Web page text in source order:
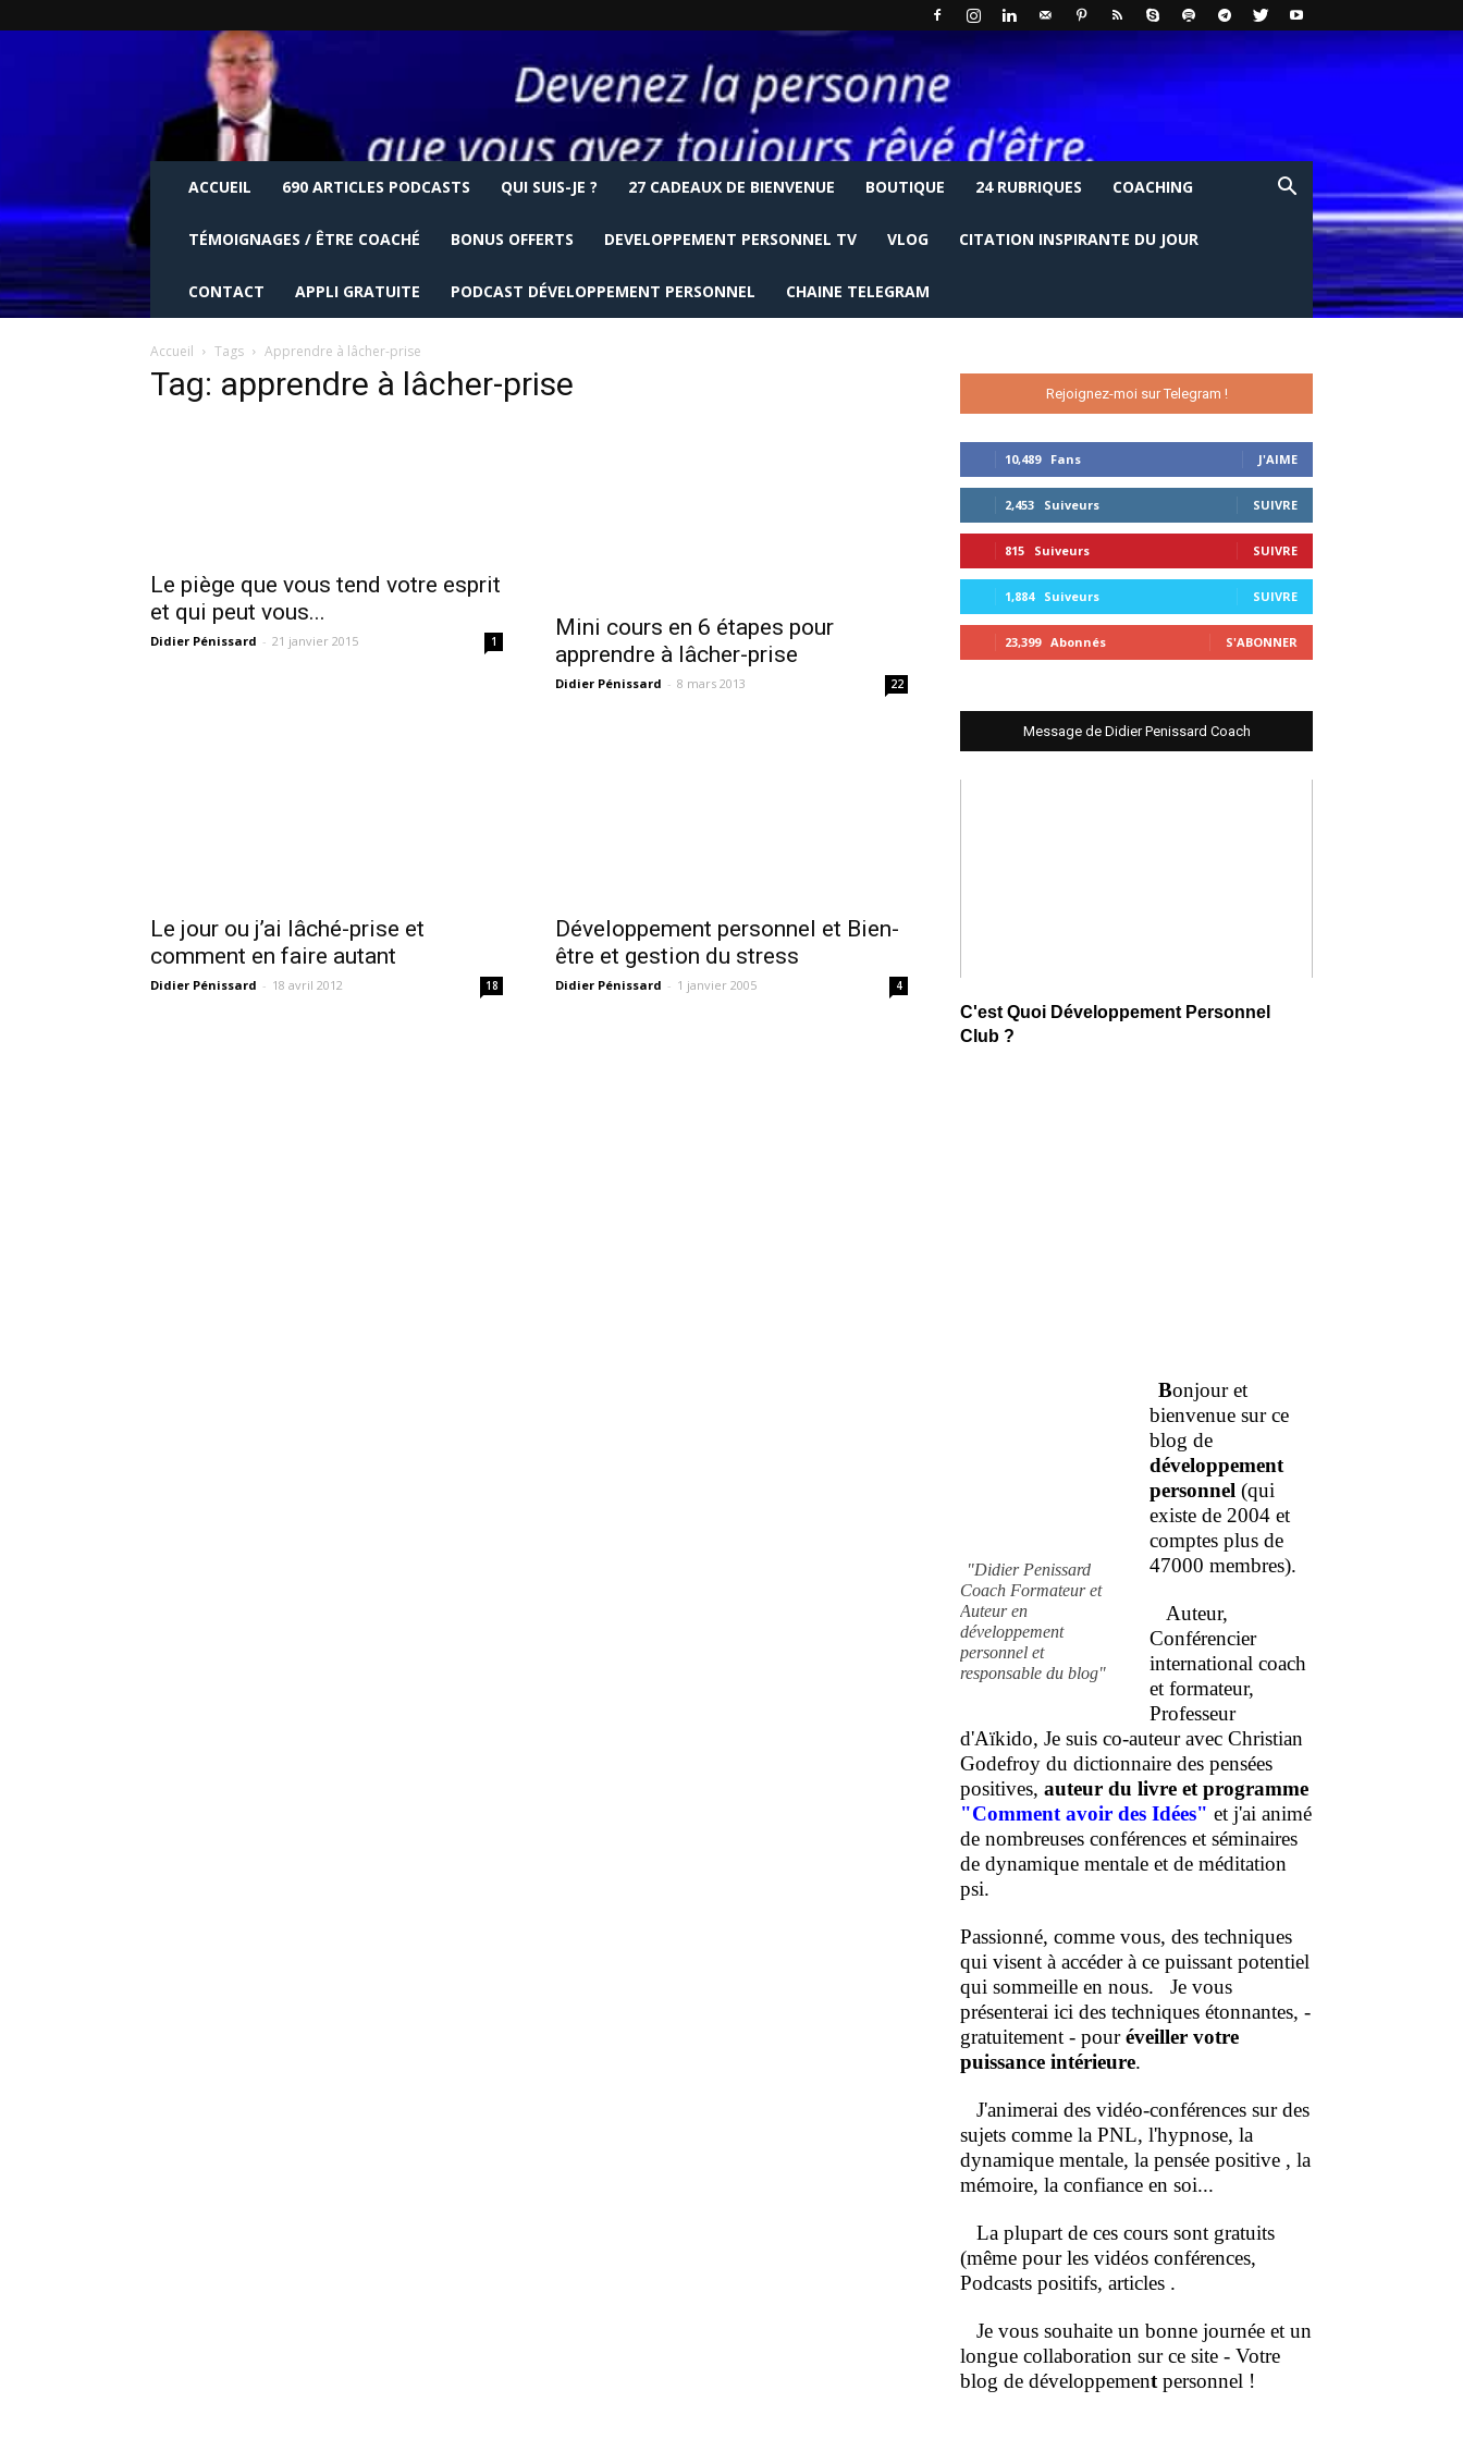
ACCUEIL 690 ARTICLES PODCASTS QUI SUIS-JE ? 27 CADEAUX DE BIENVENUE BOUTIQUE 24 RUBRIQUES COACHING
TÉMOIGNAGES / ÊTRE COACHÉ BONUS OFFERTS DEVELOPPEMENT PERSONNEL TV VLOG CITATION INSPIRANTE DU JOUR
CONTACT APPLI GRATUITE PODCAST DÉVELOPPEMENT PERSONNEL CHAINE TELEGRAM
Accueil Tags Apprendre à lâcher-prise
Tag: apprendre à lâcher-prise
Le piège que vous tend votre esprit
et qui peut vous...
Didier Pénissard - 21 janvier 2015 1
Mini cours en 6 étapes pour
apprendre à lâcher-prise
Didier Pénissard - 8 mars 2013 22
Le jour ou j’ai lâché-prise et
comment en faire autant
Didier Pénissard - 18 avril 2012 18
Développement personnel et Bien-
être et gestion du stress
Didier Pénissard - 1 janvier 2005 4
Rejoignez-moi sur Telegram !
10,489 Fans J'AIME
2,453 Suiveurs SUIVRE
815 Suiveurs SUIVRE
1,884 Suiveurs SUIVRE
23,399 Abonnés S'ABONNER
Message de Didier Penissard Coach
C'est Quoi Développement Personnel
Club ?
"Didier Penissard
Coach Formateur et
Auteur en
développement
personnel et
responsable du blog"
Bonjour et
bienvenue sur ce
blog de
développement
personnel (qui
existe de 2004 et
comptes plus de
47000 membres).
Auteur,
Conférencier
international coach
et formateur,
Professeur
d'Aïkido, Je suis co-auteur avec Christian
Godefroy du dictionnaire des pensées
positives, auteur du livre et programme
"Comment avoir des Idées" et j'ai animé
de nombreuses conférences et séminaires
de dynamique mentale et de méditation
psi.
Passionné, comme vous, des techniques
qui visent à accéder à ce puissant potentiel
qui sommeille en nous. Je vous
présenterai ici des techniques étonnantes, -
gratuitement - pouréveiller votre
puissance intérieure.
J'animerai des vidéo-conférences sur des
sujets comme la PNL, l'hypnose, la
dynamique mentale, la pensée positive , la
mémoire, la confiance en soi...
La plupart de ces cours sont gratuits
(même pour les vidéos conférences,
Podcasts positifs, articles .
Je vous souhaite un bonne journée et un
longue collaboration sur ce site - Votre
blog de développement personnel !